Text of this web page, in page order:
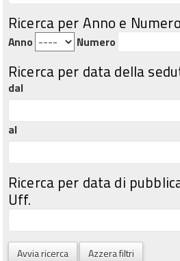
Ricerca per Anno e Numero
Anno Numero
Ricerca per data della
dal
al
Ricerca per data di
Uff.
Avvia ricerca Azzera filtri